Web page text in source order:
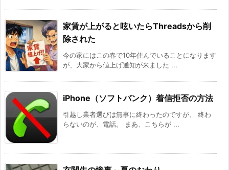
家賃が上がると呟いたらThreadsから削
除された
今の家にはこの春で10年住んでいることになります
が、大家から値上げ通知が来ました ...
iPhone（ソフトバンク）着信拒否の方法
引越し業者選びは無事に終わったのですが、 終わ
らないのが、電話。 まあ、こちらが ...